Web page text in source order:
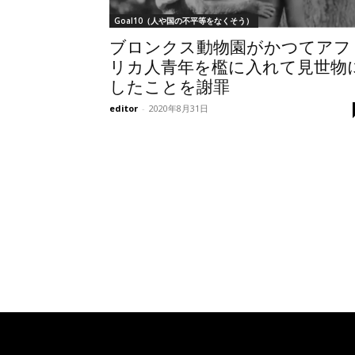
Goal10（人や国の不平等をなくそう）
ブロンクス動物園がかつてアフ
リカ人青年を檻に入れて見世物
したことを謝罪
editor - 2020年8月31日